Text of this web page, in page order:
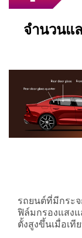
จำนวนแ
รถยนต์ที่มีกระ
ฟิล์มกรองแสง
ตั้งสูงขึ้นเมื่อเ